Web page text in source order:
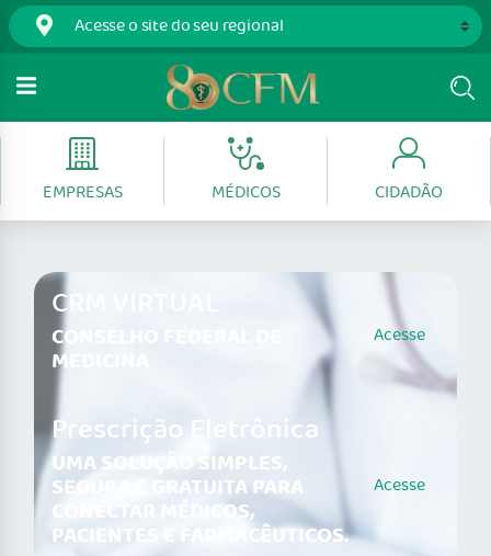
EMPRESAS MÉDICOS CIDADÃO
CRM VIRTUAL
CONSELHO FEDERAL DE
MEDICINA
Acesse
Prescrição Eletrônica
UMA SOLUÇÃO SIMPLES,
SEGURA E GRATUITA PARA
CONECTAR MÉDICOS,
PACIENTES E FARMACÊUTICOS.
Acesse